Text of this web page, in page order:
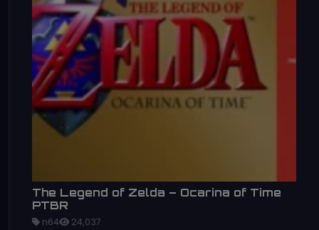
The Legend of Zelda – Ocarina of Time
PTBR
n64 24,037